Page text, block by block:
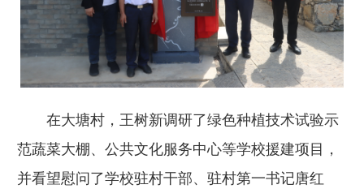
在大塘村，王树新调研了绿色种植技术试验示
范蔬菜大棚、公共文化服务中心等学校援建项目，
并看望慰问了学校驻村干部、驻村第一书记唐红